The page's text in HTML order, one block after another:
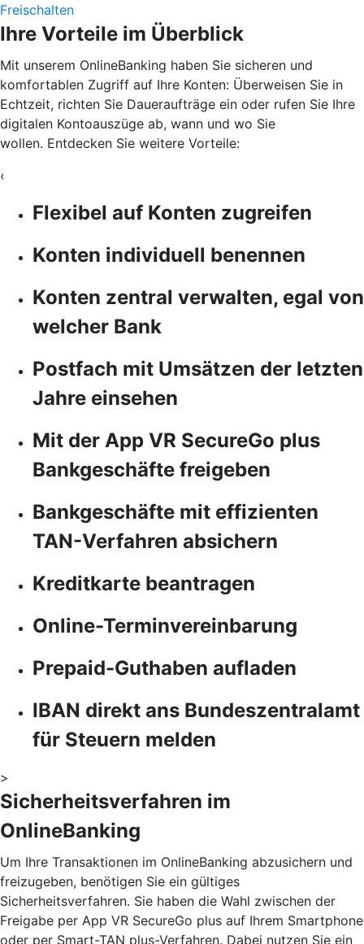
Freischalten
Ihre Vorteile im Überblick
Mit unserem OnlineBanking haben Sie sicheren und
komfortablen Zugriff auf Ihre Konten: Überweisen Sie in
Echtzeit, richten Sie Daueraufträge ein oder rufen Sie Ihre
digitalen Kontoauszüge ab, wann und wo Sie
wollen. Entdecken Sie weitere Vorteile:
‹
Flexibel auf Konten zugreifen
Konten individuell benennen
Konten zentral verwalten, egal von
welcher Bank
Postfach mit Umsätzen der letzten
Jahre einsehen
Mit der App VR SecureGo plus
Bankgeschäfte freigeben
Bankgeschäfte mit effizienten
TAN-Verfahren absichern
Kreditkarte beantragen
Online-Terminvereinbarung
Prepaid-Guthaben aufladen
IBAN direkt ans Bundeszentralamt
für Steuern melden
>
Sicherheitsverfahren im
OnlineBanking
Um Ihre Transaktionen im OnlineBanking abzusichern und
freizugeben, benötigen Sie ein gültiges
Sicherheitsverfahren. Sie haben die Wahl zwischen der
Freigabe per App VR SecureGo plus auf Ihrem Smartphone
oder per Smart-TAN plus-Verfahren. Dabei nutzen Sie ein